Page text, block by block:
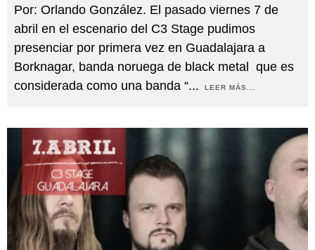
Por: Orlando González. El pasado viernes 7 de
abril en el escenario del C3 Stage pudimos
presenciar por primera vez en Guadalajara a
Borknagar, banda noruega de black metal que es
considerada como una banda “... LEER MÁS...